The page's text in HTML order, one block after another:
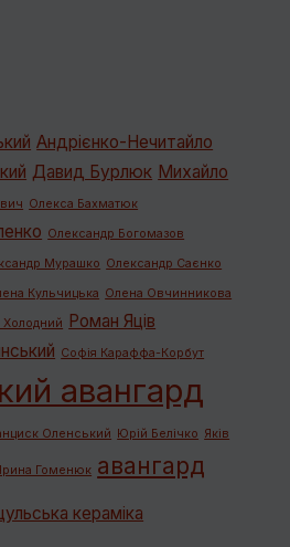
Андрієнко-Нечитайло
Давид Бурлюк Михайло
Олекса Бахматюк
Олександр Богомазов
Мурашко Олександр Саєнко
Кульчицька Олена Овчинникова
Холодний
Роман Яців
Софія Караффа-Корбут
авангард
Оленський Юрій Белічко Яків
Гоменюк авангард
кераміка